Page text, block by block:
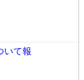
いて報